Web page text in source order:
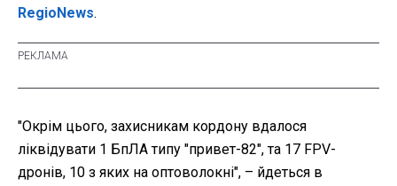
RegioNews.
"Окрім цього, захисникам кордону вдалося
ліквідувати 1 БпЛА типу "привет-82", та 17 FPV-
дронів, 10 з яких на оптоволокні", – йдеться в